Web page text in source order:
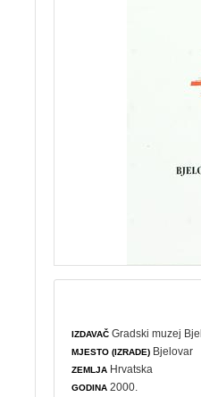
IZDAVAČ Gradski muzej
MJESTO (IZRADE) Bjelovar
ZEMLJA Hrvatska
GODINA 2000.